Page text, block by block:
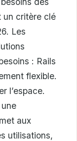
un critère clé
Les
: Rails
flexible.
l’espace.
aux
utilisations,